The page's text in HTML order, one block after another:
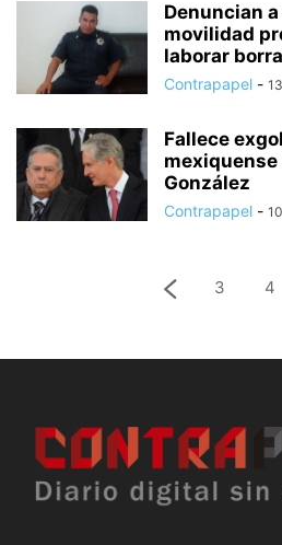
Denuncian
movilidad
laborar
Contrapapel -
Fallece
González
Contrapapel -
3 4